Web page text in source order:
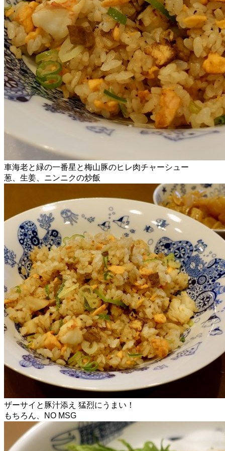
車海老と緑の一番星と梅山豚のヒレ肉チャーシュー
葱、生姜、ニンニクの炒飯
ザーサイと豚汁添え 猛烈にうまい！
もちろん、NO MSG